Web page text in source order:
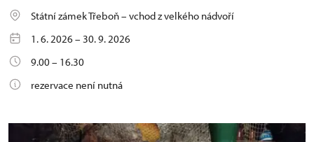
Státní zámek Třeboň – vchod z velkého nádvoří
1. 6. 2026 – 30. 9. 2026
9.00 – 16.30
rezervace není nutná